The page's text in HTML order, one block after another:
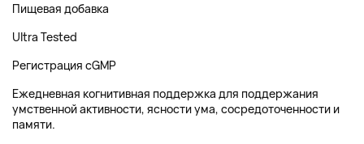
Пищевая добавка
Ultra Tested
Регистрация cGMP
Ежедневная когнитивная поддержка для поддержания
умственной активности, ясности ума, сосредоточенности и
памяти.